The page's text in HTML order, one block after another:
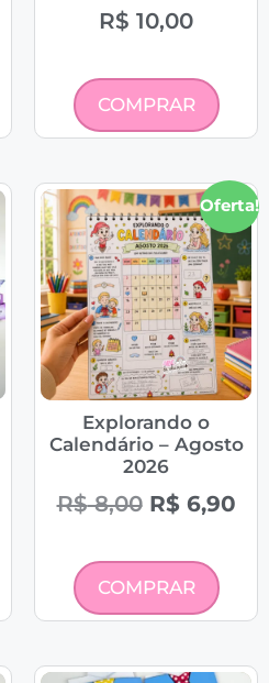
R$ 10,00
COMPRAR
Oferta!
Explorando o
Calendário – Agosto
2026
R$8,00 R$6,90
COMPRAR